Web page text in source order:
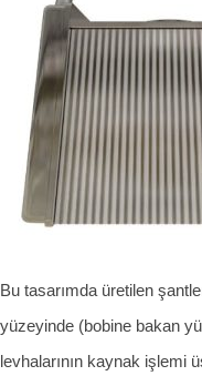
Bu tasarımda üretilen
yüzeyinde (bobine bakan
levhalarının kaynak işlemi